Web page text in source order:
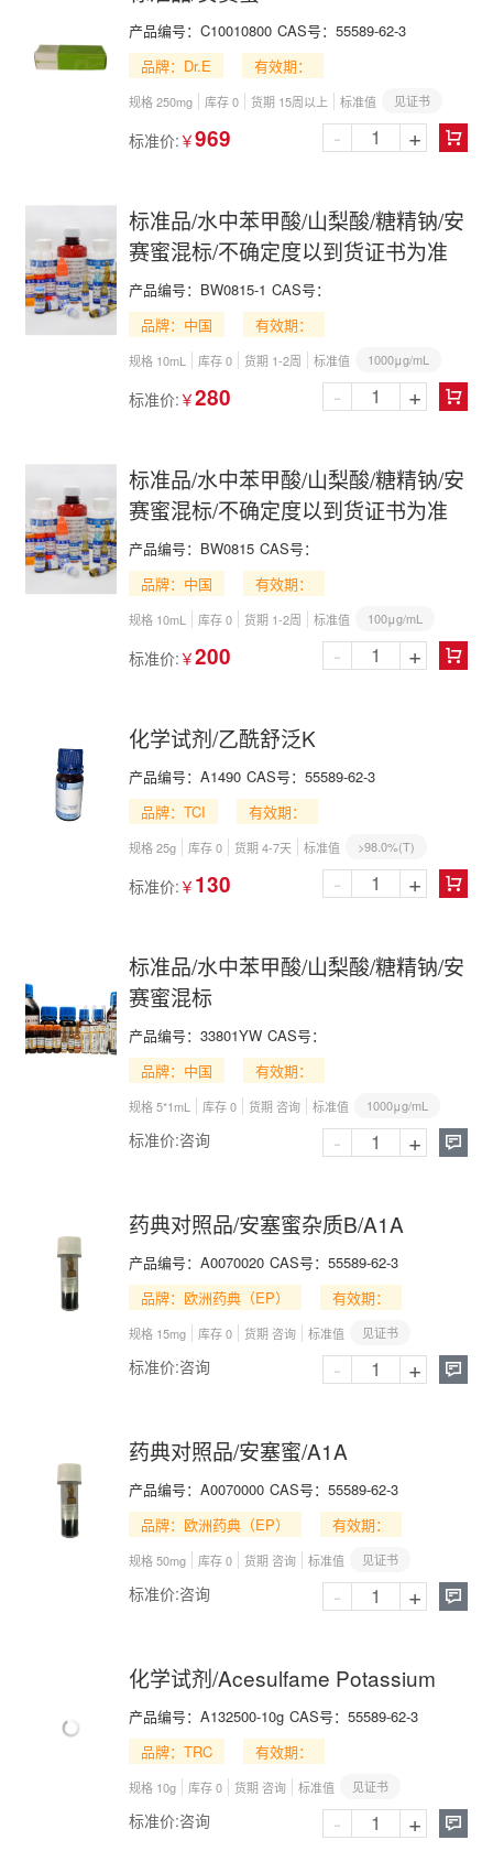
产品编号： C10010800 CAS号： 55589-62-3
品牌：Dr.E
有效期：
规格 250mg 库存 0 货期 15周以上 标准值 见证书
标准价: ￥969 
- +
标准品/水中苯甲酸/山梨酸/糖精钠/安
赛蜜混标/不确定度以到货证书为准
产品编号： BW0815-1 CAS号：
品牌：中国
有效期：
规格 10mL 库存 0 货期 1-2周 标准值 1000μg/mL
标准价: ￥280 
- +
标准品/水中苯甲酸/山梨酸/糖精钠/安
赛蜜混标/不确定度以到货证书为准
产品编号： BW0815 CAS号：
品牌：中国
有效期：
规格 10mL 库存 0 货期 1-2周 标准值 100μg/mL
标准价: ￥200 
- +
化学试剂/乙酰舒泛K
产品编号： A1490 CAS号： 55589-62-3
品牌：TCI
有效期：
规格 25g 库存 0 货期 4-7天 标准值 >98.0%(T)
标准价: ￥ 130 
- +
标准品/水中苯甲酸/山梨酸/糖精钠/安
赛蜜混标
产品编号： 33801YW CAS号：
品牌：中国
有效期：
规格 5*1mL 库存 0 货期 咨询 标准值 1000μg/mL
标准价:咨询 
- +
药典对照品/安塞蜜杂质B/A1A
产品编号： A0070020 CAS号： 55589-62-3
品牌：欧洲药典（EP）
有效期：
规格 15mg 库存 0 货期 咨询 标准值 见证书
标准价:咨询 
- +
药典对照品/安塞蜜/A1A
产品编号： A0070000 CAS号： 55589-62-3
品牌：欧洲药典（EP）
有效期：
规格 50mg 库存 0 货期 咨询 标准值 见证书
标准价:咨询 
- +
化学试剂/Acesulfame Potassium
产品编号： A132500-10g CAS号： 55589-62-3
品牌：TRC
有效期：
规格 10g 库存 0 货期 咨询 标准值 见证书
标准价:咨询 
- +